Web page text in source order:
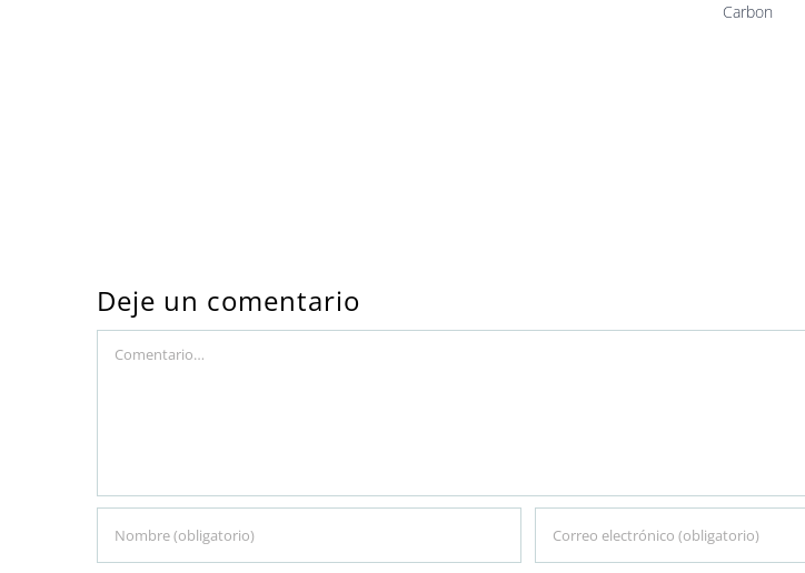
Carbon
Deje un comentario
Comment